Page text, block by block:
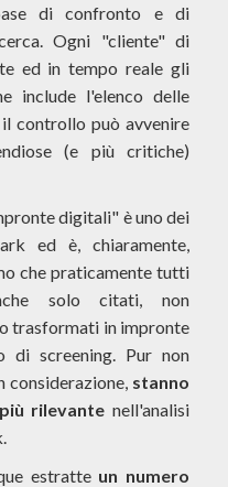
di confronto e di
Ogni "cliente" di
ed in tempo reale gli
include l'elenco delle
controllo può avvenire
(e più critiche)
digitali" è uno dei
ed è, chiaramente,
che praticamente tutti
solo citati, non
trasformati in impronte
di screening. Pur non
considerazione, stanno
rilevante nell'analisi
estratte un numero